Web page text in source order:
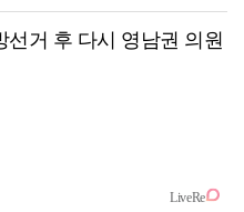
선거 후 다시 영남권 의원